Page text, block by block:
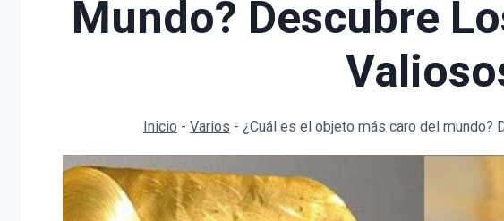
Mundo? Descubre
Inicio - Varios - ¿Cuál es el objeto más caro del